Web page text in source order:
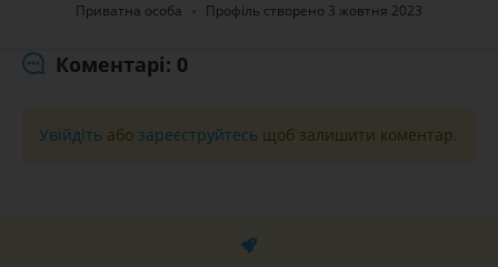
Приватна особа
Профіль створено 3 жовтня 2023
Коментарі: 0
Увійдіть або зареєструйтесь щоб залишити коментар.